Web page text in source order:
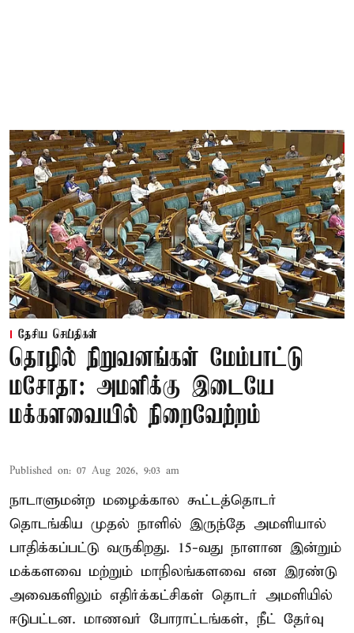
தேசிய செய்திகள்
தொழில் நிறுவனங்கள் மேம்பாட்டு
மசோதா: அமளிக்கு இடையே
மக்களவையில் நிறைவேற்றம்
Published on: 07 Aug 2026, 9:03 am
நாடாளுமன்ற மழைக்கால கூட்டத்தொடர்
தொடங்கிய முதல் நாளில் இருந்தே அமளியால்
பாதிக்கப்பட்டு வருகிறது. 15-வது நாளான இன்றும்
மக்களவை மற்றும் மாநிலங்களவை என இரண்டு
அவைகளிலும் எதிர்க்கட்சிகள் தொடர் அமளியில்
ஈடுபட்டன. மாணவர் போராட்டங்கள், நீட் தேர்வு